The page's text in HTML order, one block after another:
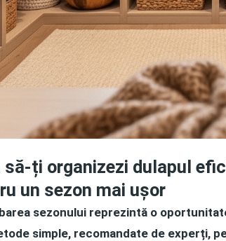
să-ți organizezi dulapul
un sezon mai ușor
sezonului reprezintă o
simple, recomandate de experți,